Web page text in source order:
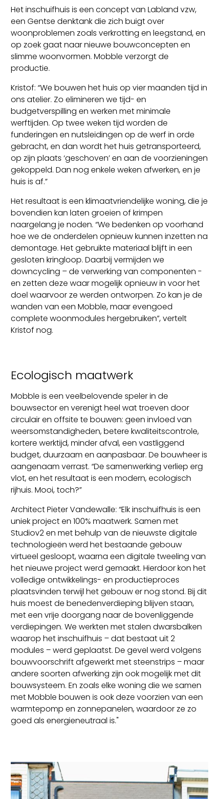
Het inschuifhuis is een concept van Labland vzw,
een Gentse denktank die zich buigt over
woonproblemen zoals verkrotting en leegstand, en
op zoek gaat naar nieuwe bouwconcepten en
slimme woonvormen. Mobble verzorgt de
productie.
Kristof: “We bouwen het huis op vier maanden tijd in
ons atelier. Zo elimineren we tijd- en
budgetverspilling en werken met minimale
werftijden. Op twee weken tijd worden de
funderingen en nutsleidingen op de werf in orde
gebracht, en dan wordt het huis getransporteerd,
op zijn plaats ‘geschoven’ en aan de voorzieningen
gekoppeld. Dan nog enkele weken afwerken, en je
huis is af.”
Het resultaat is een klimaatvriendelijke woning, die je
bovendien kan laten groeien of krimpen
naargelang je noden. “We bedenken op voorhand
hoe we de onderdelen opnieuw kunnen inzetten na
demontage. Het gebruikte materiaal blijft in een
gesloten kringloop. Daarbij vermijden we
downcycling – de verwerking van componenten -
en zetten deze waar mogelijk opnieuw in voor het
doel waarvoor ze werden ontworpen. Zo kan je de
wanden van een Mobble, maar evengoed
complete woonmodules hergebruiken”, vertelt
Kristof nog.
Ecologisch maatwerk
Mobble is een veelbelovende speler in de
bouwsector en verenigt heel wat troeven door
circulair en offsite te bouwen: geen invloed van
weersomstandigheden, betere kwaliteitscontrole,
kortere werktijd, minder afval, een vastliggend
budget, duurzaam en aanpasbaar. De bouwheer is
aangenaam verrast. “De samenwerking verliep erg
vlot, en het resultaat is een modern, ecologisch
rijhuis. Mooi, toch?”
Architect Pieter Vandewalle: “Elk inschuifhuis is een
uniek project en 100% maatwerk. Samen met
Studiov2 en met behulp van de nieuwste digitale
technologieën werd het bestaande gebouw
virtueel gesloopt, waarna een digitale tweeling van
het nieuwe project werd gemaakt. Hierdoor kon het
volledige ontwikkelings- en productieproces
plaatsvinden terwijl het gebouw er nog stond. Bij dit
huis moest de benedenverdieping blijven staan,
met een vrije doorgang naar de bovenliggende
verdiepingen. We werkten met stalen dwarsbalken
waarop het inschuifhuis – dat bestaat uit 2
modules – werd geplaatst. De gevel werd volgens
bouwvoorschrift afgewerkt met steenstrips – maar
andere soorten afwerking zijn ook mogelijk met dit
bouwsysteem. En zoals elke woning die we samen
met Mobble bouwen is ook deze voorzien van een
warmtepomp en zonnepanelen, waardoor ze zo
goed als energieneutraal is."